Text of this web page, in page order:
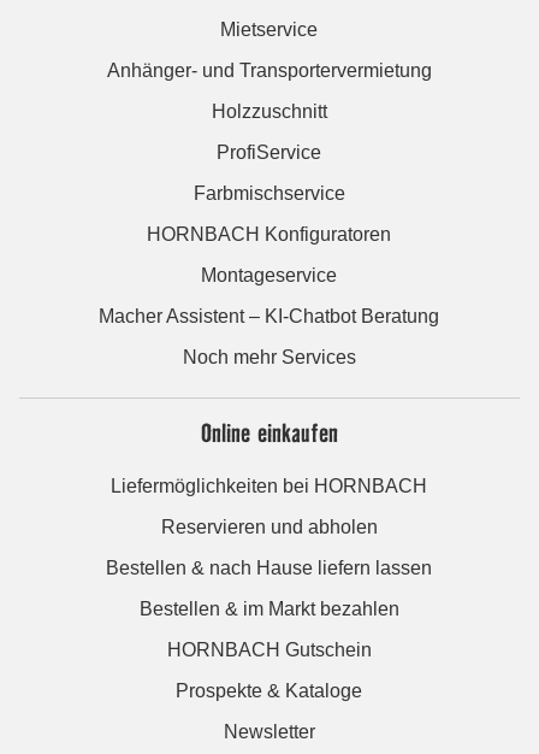
Mietservice
Anhänger- und Transportervermietung
Holzzuschnitt
ProfiService
Farbmischservice
HORNBACH Konfiguratoren
Montageservice
Macher Assistent – KI-Chatbot Beratung
Noch mehr Services
Online einkaufen
Liefermöglichkeiten bei HORNBACH
Reservieren und abholen
Bestellen & nach Hause liefern lassen
Bestellen & im Markt bezahlen
HORNBACH Gutschein
Prospekte & Kataloge
Newsletter